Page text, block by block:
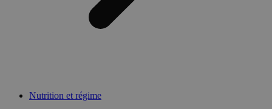
Nutrition et régime